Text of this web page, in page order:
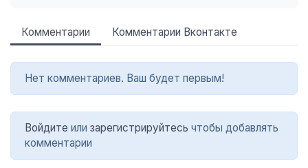
Комментарии Комментарии Вконтакте
Нет комментариев. Ваш будет первым!
Войдите или зарегистрируйтесь чтобы добавлять
комментарии